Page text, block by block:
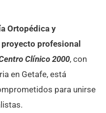
Ortopédica y
profesional
Clínico 2000, con
en Getafe, está
para unirse